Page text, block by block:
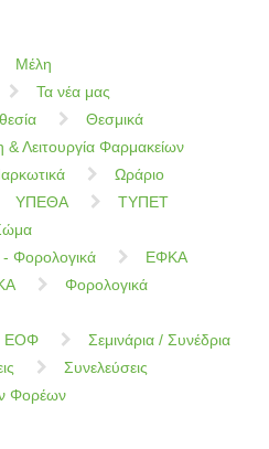
Μέλη
Τα νέα μας
Θεσμικά
& Λειτουργία Φαρμακείων
Ωράριο
ΥΠΕΘΑ
ΤΥΠΕΤ
- Φορολογικά
ΕΦΚΑ
Φορολογικά
- ΕΟΦ
Σεμινάρια / Συνέδρια
Συνελεύσεις
Φορέων